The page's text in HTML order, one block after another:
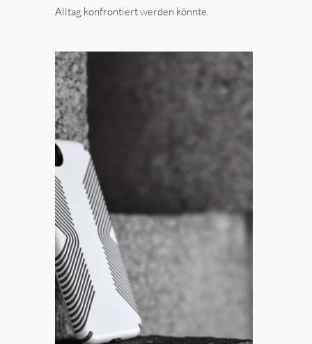
Alltag konfrontiert werden könnte.